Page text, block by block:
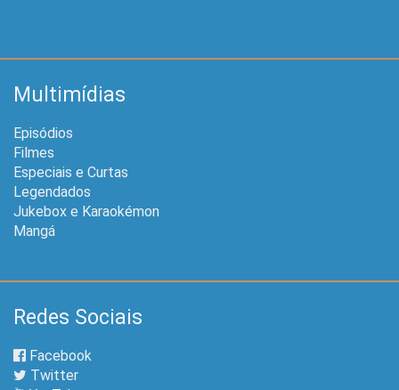
Multimídias
Episódios
Filmes
Especiais e Curtas
Legendados
Jukebox e Karaokémon
Mangá
Redes Sociais
Facebook
Twitter